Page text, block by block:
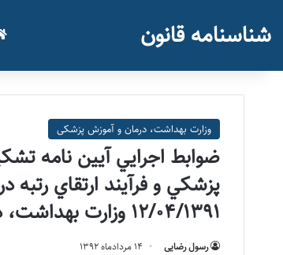
شناسنامه قانون
وزارت بهداشت، درمان و آموزش پزشکی
ضوابط اجرايي آيين نامه
12/04/1391 وزارت بهداشت، درمان و آموزش پزشكي)
رسول رضایی ۱۴ مرداد‌ماه ۱۳۹۲